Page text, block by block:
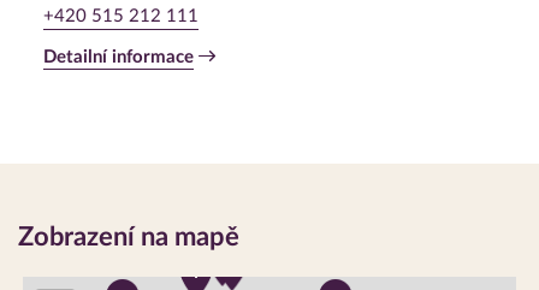
+420 515 212 111
Detailní informace
Zobrazení na mapě
AK
V